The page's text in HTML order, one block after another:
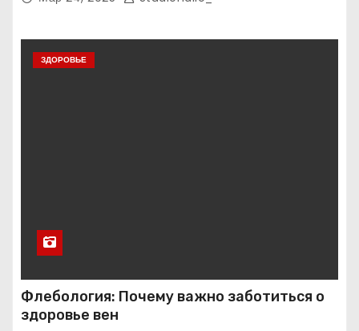
ЗДОРОВЬЕ
Флебология: Почему важно заботиться о
здоровье вен